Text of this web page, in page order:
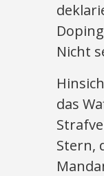
Nicht
das
Stern,